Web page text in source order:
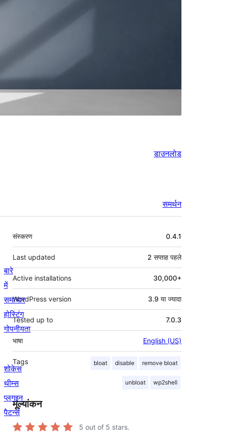
डाउनलोड
समर्थन
मेटा
संस्करण 0.4.1
Last updated 2 सप्ताह पहले
Active installations 30,000+
WordPress version 3.9 या ज्यादा
Tested up to 7.0.3
भाषा English (US)
Tags bloat disable remove bloat
unbloat wp2shell
मूल्यांकन
5 out of 5 stars.
बारे
में
समाचार
होस्टिंग
गोपनीयता
शोकेस
थीम्स
प्लगइन
पैटर्न्स